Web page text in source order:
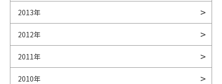
2013年
2012年
2011年
2010年